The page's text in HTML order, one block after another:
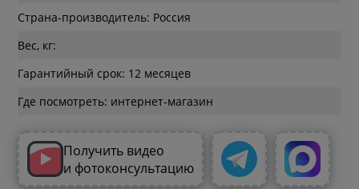
Страна-производитель: Россия
Вес, кг:
Гарантийный срок: 12 месяцев
Где посмотреть: интернет-магазин
Получить видео
и фотоконсультацию